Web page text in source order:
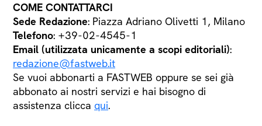
COME CONTATTARCI
Sede Redazione: Piazza Adriano Olivetti 1, Milano
Telefono: +39-02-4545-1
Email (utilizzata unicamente a scopi editoriali):
redazione@fastweb.it
Se vuoi abbonarti a FASTWEB oppure se sei già
abbonato ai nostri servizi e hai bisogno di
assistenza clicca qui.